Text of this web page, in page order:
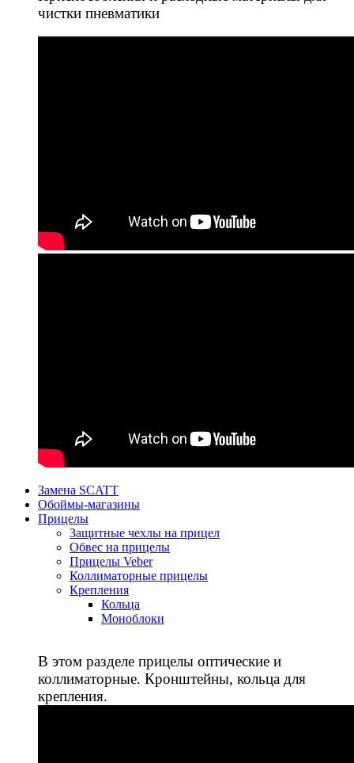
чистки пневматики
Замена SCATT
Обоймы-магазины
Прицелы
Защитные чехлы на прицел
Обвес на прицелы
Прицелы Veber
Коллиматорные прицелы
Крепления
Кольца
Моноблоки
В этом разделе прицелы оптические и
коллиматорные. Кронштейны, кольца для
крепления.